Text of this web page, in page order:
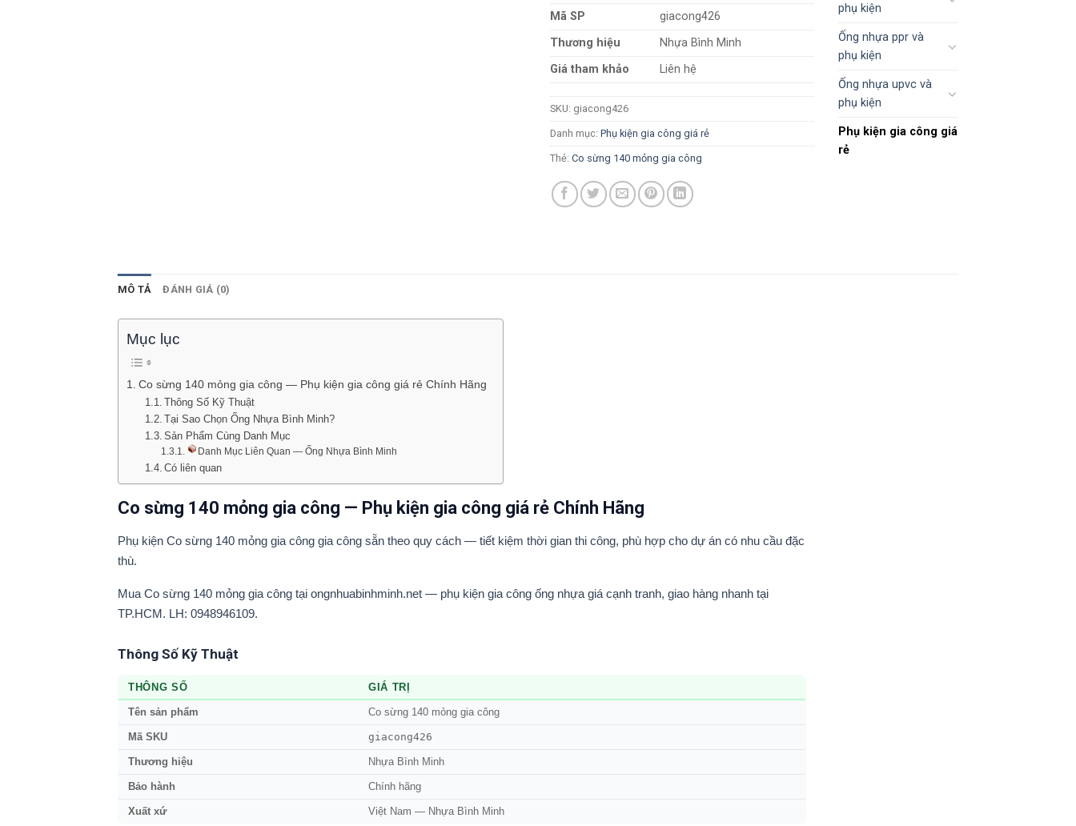
Mã SP
giacong426
Thương hiệu
Nhựa Bình Minh
Giá tham khảo
Liên hệ
SKU: giacong426
Danh mục: Phụ kiện gia công giá rẻ
Thẻ: Co sừng 140 mỏng gia công
phụ kiện
Ống nhựa ppr và
phụ kiện
Ống nhựa upvc và
phụ kiện
Phụ kiện gia công giá
rẻ
MÔ TẢ ĐÁNH GIÁ (0)
Mục lục
Co sừng 140 mỏng gia công — Phụ kiện gia công giá rẻ Chính Hãng
Thông Số Kỹ Thuật
Tại Sao Chọn Ống Nhựa Bình Minh?
Sản Phẩm Cùng Danh Mục
Danh Mục Liên Quan — Ống Nhựa Bình Minh
Có liên quan
Co sừng 140 mỏng gia công — Phụ kiện gia công giá rẻ Chính Hãng
Phụ kiện Co sừng 140 mỏng gia công gia công sẵn theo quy cách — tiết kiệm thời gian thi công, phù hợp cho dự án có nhu cầu đặc
thù.
Mua Co sừng 140 mỏng gia công tại ongnhuabinhminh.net — phụ kiện gia công ống nhựa giá cạnh tranh, giao hàng nhanh tại
TP.HCM. LH: 0948946109.
Thông Số Kỹ Thuật
THÔNG SỐ GIÁ TRỊ
Tên sản phẩm Co sừng 140 mỏng gia công
Mã SKU giacong426
Thương hiệu Nhựa Bình Minh
Bảo hành Chính hãng
Xuất xứ Việt Nam — Nhựa Bình Minh